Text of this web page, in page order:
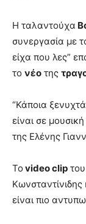
Η ταλαντούχα
συνεργασία με
είχα που λες”
το νέο της
“Κάποια
είναι σε
της Ελένης
Το video clip
είναι πιο